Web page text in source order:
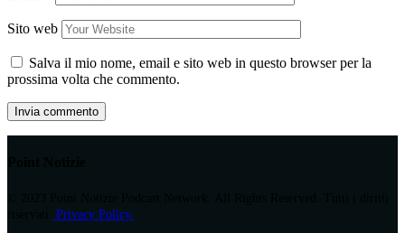
Sito web
Salva il mio nome, email e sito web in questo browser per la
prossima volta che commento.
Privacy Policy.